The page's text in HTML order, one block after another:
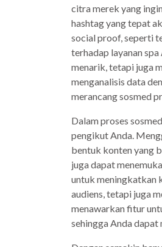
citra merek yang
hashtag yang tepat
social proof, seperti
terhadap layanan
menarik, tetapi juga
menganalisis data
merancang sosmed
Dalam proses
pengikut Anda.
bentuk konten yang
juga dapat
untuk meningkatkan
audiens, tetapi juga
menawarkan fitur
sehingga Anda